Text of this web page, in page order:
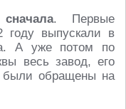
. Первые
году выпускали в
А уже потом по
весь завод, его
были обращены на